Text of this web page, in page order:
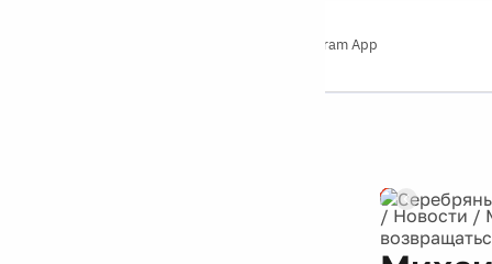
Telegram App
/ Новости /